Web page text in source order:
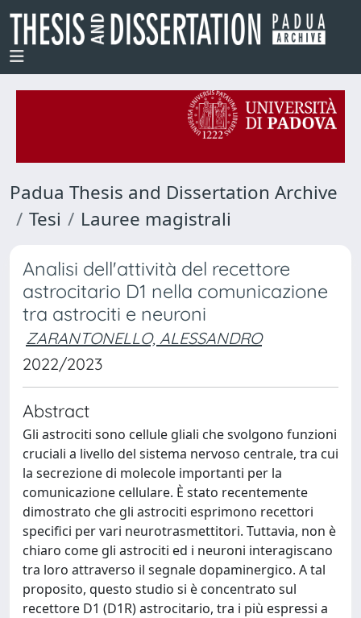
Padua Thesis and Dissertation Archive
Tesi
Lauree magistrali
Analisi dell'attività del recettore
astrocitario D1 nella comunicazione
tra astrociti e neuroni
ZARANTONELLO, ALESSANDRO
2022/2023
Abstract
Gli astrociti sono cellule gliali che svolgono funzioni
cruciali a livello del sistema nervoso centrale, tra cui
la secrezione di molecole importanti per la
comunicazione cellulare. È stato recentemente
dimostrato che gli astrociti esprimono recettori
specifici per vari neurotrasmettitori. Tuttavia, non è
chiaro come gli astrociti ed i neuroni interagiscano
tra loro attraverso il segnale dopaminergico. A tal
proposito, questo studio si è concentrato sul
recettore D1 (D1R) astrocitario, tra i più espressi a